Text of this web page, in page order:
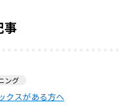
事
ング
クスがある方へ